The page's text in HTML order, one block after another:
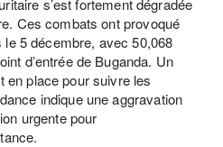
s’est fortement dégradée
Ces combats ont provoqué
5 décembre, avec 50,068
d’entrée de Buganda. Un
place pour suivre les
indique une aggravation
urgente pour